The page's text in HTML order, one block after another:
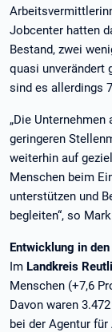
Jobcenter hatten
Bestand, zwei
quasi unverändert
sind es allerdings
„Die
geringeren
weiterhin auf
Menschen beim
unterstützen und
begleiten“, so
Entwicklung in
Im Landkreis
Menschen (+7,6
Davon waren
bei der Agentur